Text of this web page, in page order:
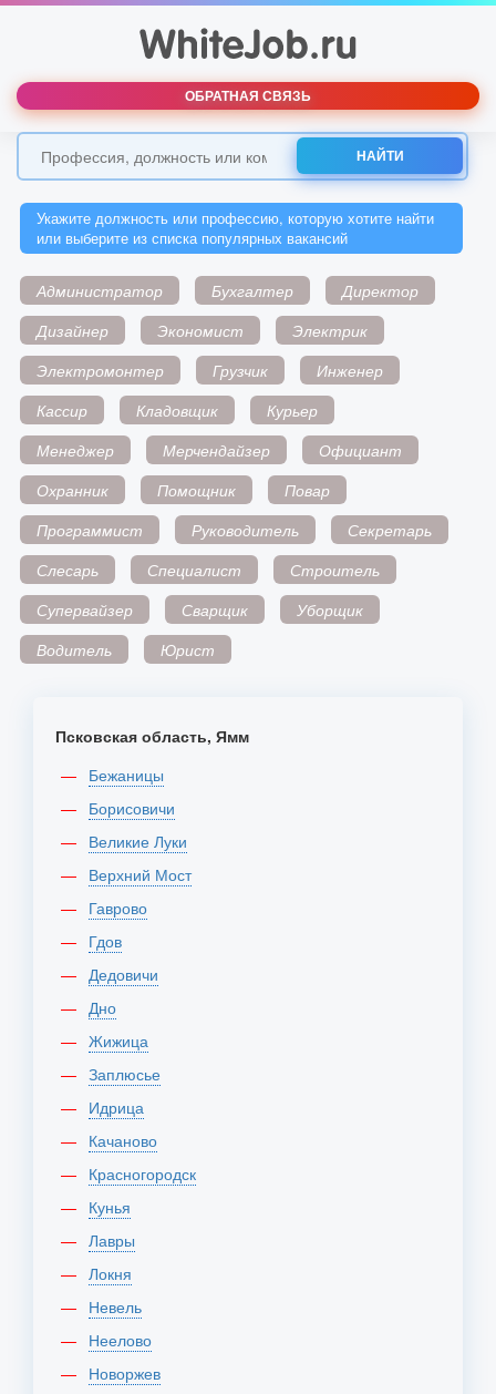
ОБРАТНАЯ СВЯЗЬ
НАЙТИ
Укажите должность или профессию, которую хотите найти
или выберите из списка популярных вакансий
Администратор Бухгалтер
Директор
Дизайнер
Экономист
Электрик
Электромонтер
Грузчик
Инженер
Кассир
Кладовщик
Курьер
Менеджер
Мерчендайзер
Официант
Охранник
Помощник
Повар
Программист
Руководитель
Секретарь
Слесарь
Специалист
Строитель
Супервайзер
Сварщик
Уборщик
Водитель
Юрист
Псковская область, Ямм
Бежаницы
Борисовичи
Великие Луки
Верхний Мост
Гаврово
Гдов
Дедовичи
Дно
Жижица
Заплюсье
Идрица
Качаново
Красногородск
Кунья
Лавры
Локня
Невель
Неелово
Новоржев